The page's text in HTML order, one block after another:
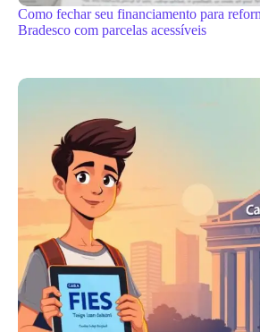
Como fechar seu financiamento para
Bradesco com parcelas acessíveis